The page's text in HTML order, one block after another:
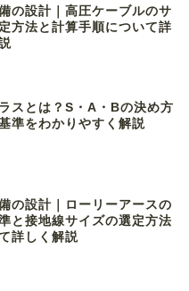
の設計｜高圧ケーブルのサ
方法と計算手順について詳
スとは？S・A・Bの決め方
準をわかりやすく解説
の設計｜ローリーアースの
と接地線サイズの選定方法
詳しく解説